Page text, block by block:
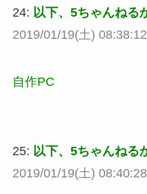
24: 以下、5ちゃんねる
2019/01/19(土)
自作PC
25: 以下、5ちゃんねる
2019/01/19(土)